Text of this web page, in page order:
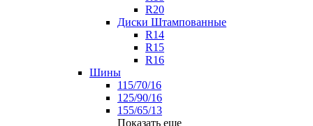
R20
Диски Штампованные
R14
R15
R16
Шины
115/70/16
125/90/16
155/65/13
Показать еще